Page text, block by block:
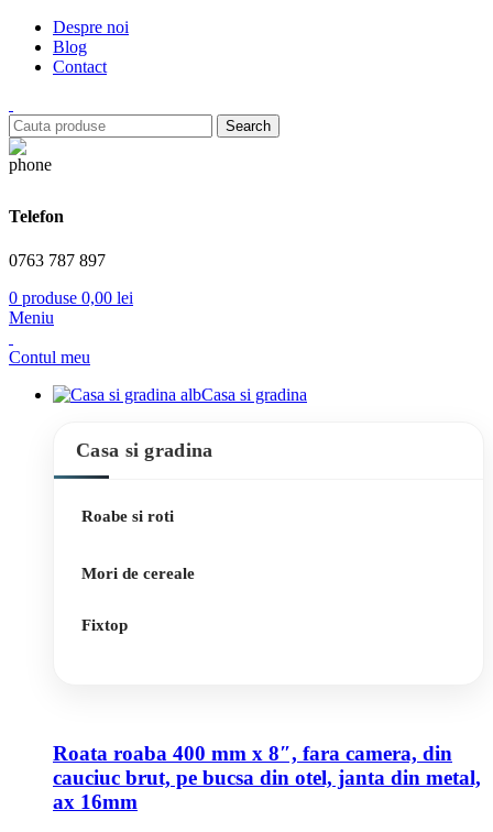
Despre noi
Blog
Contact
Search
Telefon
0763 787 897
0 produse 0,00 lei
Meniu
Contul meu
Casa si gradina
Casa si gradina
Roabe si roti
Mori de cereale
Fixtop
Roata roaba 400 mm x 8″, fara camera, din
cauciuc brut, pe bucsa din otel, janta din metal,
ax 16mm